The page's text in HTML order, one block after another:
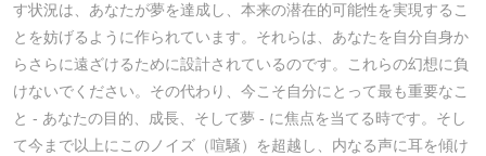
す状況は、あなたが夢を達成し、本来の潜在的可能性を実現するこ
とを妨げるように作られています。それらは、あなたを自分自身か
らさらに遠ざけるために設計されているのです。これらの幻想に負
けないでください。その代わり、今こそ自分にとって最も重要なこ
と - あなたの目的、成長、そして夢 - に焦点を当てる時です。そし
て今まで以上にこのノイズ（喧騒）を超越し、内なる声に耳を傾け